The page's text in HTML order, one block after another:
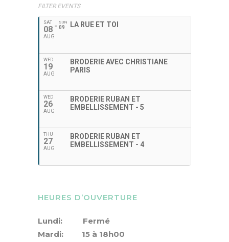
FILTER EVENTS
SAT
08
AUG
SUN
09 LA RUE ET TOI
WED
19
AUG
BRODERIE AVEC CHRISTIANE
PARIS
WED
26
AUG
BRODERIE RUBAN ET
EMBELLISSEMENT - 5
THU
27
AUG
BRODERIE RUBAN ET
EMBELLISSEMENT - 4
HEURES D’OUVERTURE
Lundi: Fermé
Mardi: 15 à 18h00